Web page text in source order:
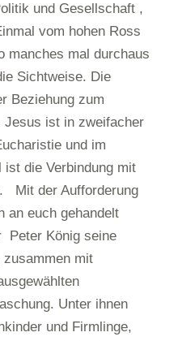
und Gesellschaft ,
vom hohen Ross
manches mal durchaus
Sichtweise. Die
Beziehung zum
Jesus ist in zweifacher
und im
die Verbindung mit
Mit der Aufforderung
an euch gehandelt
Peter König seine
zusammen mit
Unter ihnen
und Firmlinge,